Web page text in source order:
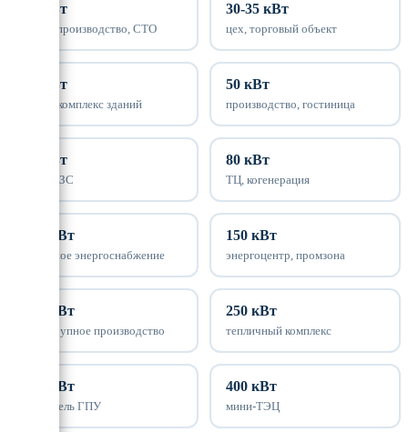
25 кВт
малое производство, СТО
30-35 кВт
цех, торговый объект
40 кВт
склад, комплекс зданий
50 кВт
производство, гостиница
60 кВт
база, АЗС
80 кВт
ТЦ, когенерация
100 кВт
основное энергоснабжение
150 кВт
энергоцентр, промзона
200 кВт
ЖК, крупное производство
250 кВт
тепличный комплекс
300 кВт
параллель ГПУ
400 кВт
мини-ТЭЦ